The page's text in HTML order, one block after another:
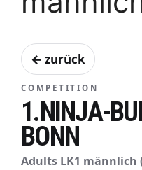
← zurück
COMPETITION
1.NINJA-
BONN
Adults LK1 männlich